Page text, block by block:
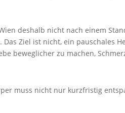
deshalb nicht nach einem
Ziel ist nicht, ein pauschales
beweglicher zu machen,
muss nicht nur kurzfristig